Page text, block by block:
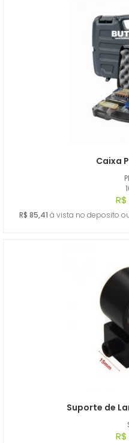
Caixa
R$ 85,41 à vista no deposito
Suporte de